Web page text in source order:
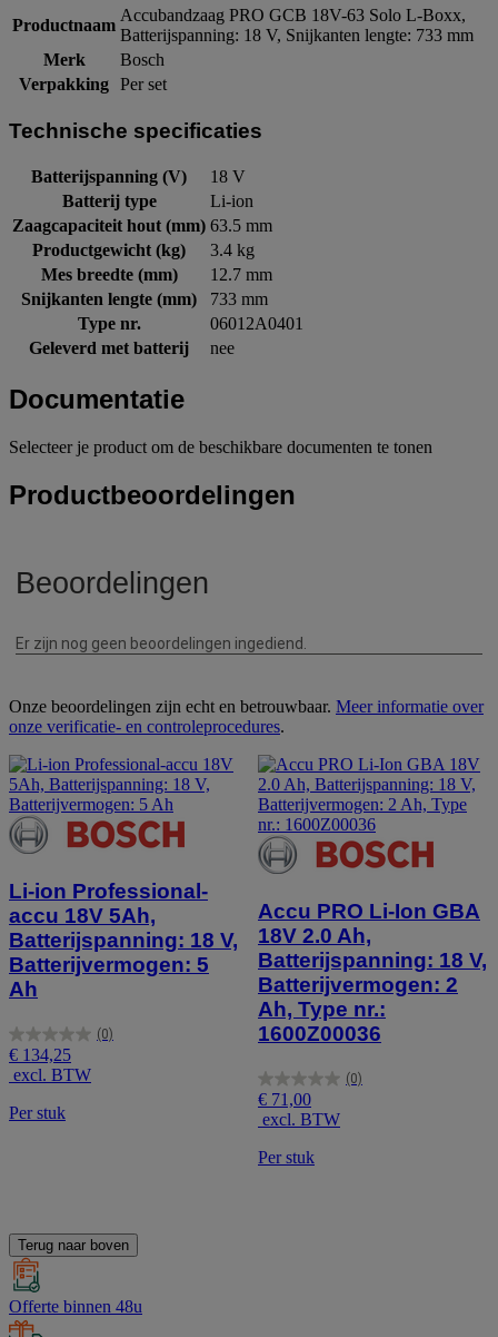
Productnaam
Accubandzaag PRO GCB 18V-63 Solo L-Boxx,
Batterijspanning: 18 V, Snijkanten lengte: 733 mm
Merk
Bosch
Verpakking Per set
Technische specificaties
Batterijspanning (V)
18 V
Batterij type
Li-ion
Zaagcapaciteit hout (mm) 63.5 mm
Productgewicht (kg)
3.4 kg
Mes breedte (mm)
12.7 mm
Snijkanten lengte (mm)
733 mm
Type nr.
06012A0401
Geleverd met batterij
nee
Documentatie
Selecteer je product om de beschikbare documenten te tonen
Productbeoordelingen
Onze beoordelingen zijn echt en betrouwbaar. Meer informatie over
onze verificatie- en controleprocedures.
Li-ion Professional-
accu 18V 5Ah,
Batterijspanning: 18 V,
Batterijvermogen: 5
Ah
(0)
0.0
van
de
5
sterren.
€ 134,25
excl. BTW
Per stuk
Accu PRO Li-Ion GBA
18V 2.0 Ah,
Batterijspanning: 18 V,
Batterijvermogen: 2
Ah, Type nr.:
1600Z00036
(0)
0.0
van
de
5
sterren.
€ 71,00
excl. BTW
Per stuk
Terug naar boven
Offerte binnen 48u